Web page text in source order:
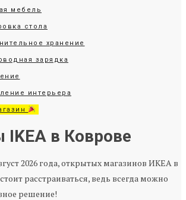
мебель
стола
хранение
зарядка
интерьера
IKEA в Коврове
2026 года, открытых магазинов ИКЕА в
расстраиваться, ведь всегда можно
решение!